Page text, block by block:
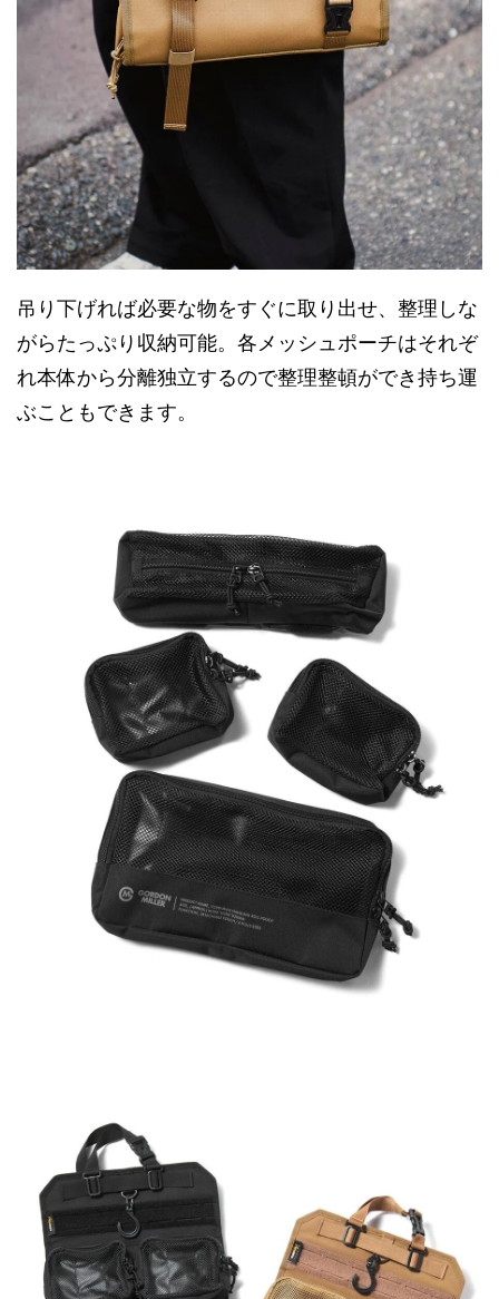
吊り下げれば必要な物をすぐに取り出せ、整理しな
がらたっぷり収納可能。各メッシュポーチはそれぞ
れ本体から分離独立するので整理整頓ができ持ち運
ぶこともできます。